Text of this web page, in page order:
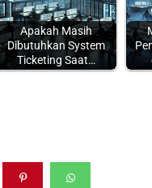
Apakah Masih
Dibutuhkan System
Ticketing Saat…